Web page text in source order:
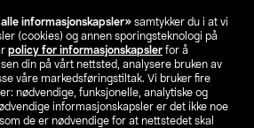
informasjonskapsler» samtykker du i at vi
(cookies) og annen sporingsteknologi på
policy for informasjonskapsler for å
din på vårt nettsted, analysere bruken av
våre markedsføringstiltak. Vi bruker fire
nødvendige, funksjonelle, analytiske og
informasjonskapsler er det ikke noe
de er nødvendige for at nettstedet skal
Finn din butikk
SE NO FI